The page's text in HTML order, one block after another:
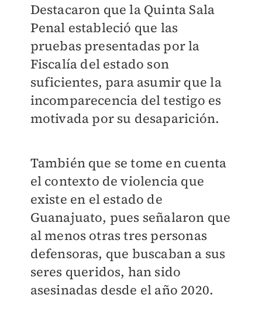
Destacaron que la Quinta Sala
Penal estableció que las
pruebas presentadas por la
Fiscalía del estado son
suficientes, para asumir que la
incomparecencia del testigo es
motivada por su desaparición.
También que se tome en cuenta
el contexto de violencia que
existe en el estado de
Guanajuato, pues señalaron que
al menos otras tres personas
defensoras, que buscaban a sus
seres queridos, han sido
asesinadas desde el año 2020.